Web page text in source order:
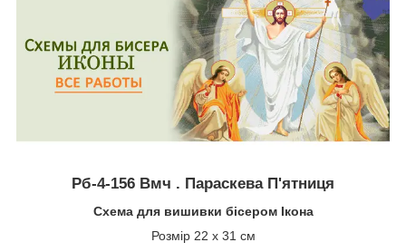
Рб-4-156 Вмч . Параскева П'ятниця
Схема для вишивки бісером Ікона
Розмір 22 х 31 см